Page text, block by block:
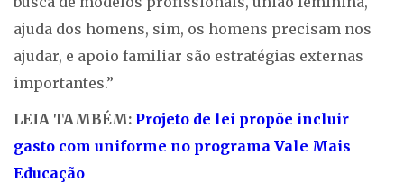
ajuda dos homens, sim, os homens precisam nos
ajudar, e apoio familiar são estratégias externas
importantes.”
LEIA TAMBÉM: Projeto de lei propõe incluir
gasto com uniforme no programa Vale Mais
Educação